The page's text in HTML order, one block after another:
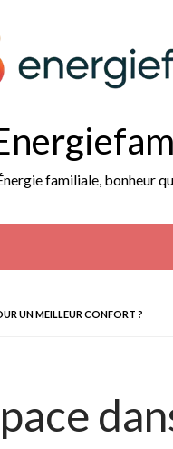
familiale, bonheur
UN MEILLEUR CONFORT ?